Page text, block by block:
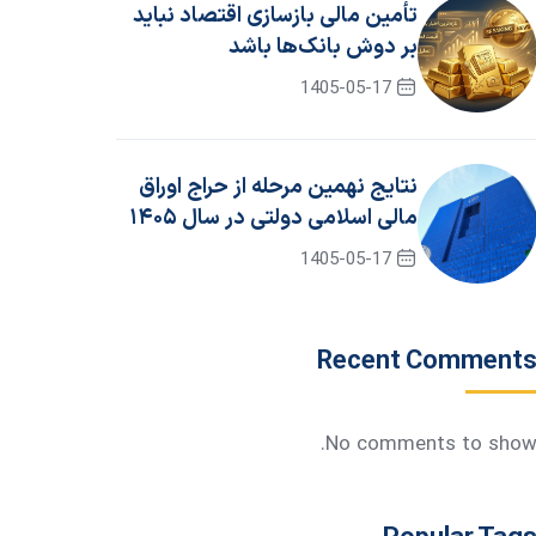
تأمین مالی بازسازی اقتصاد نباید
بر دوش بانک‌ها باشد
1405-05-17
نتایج نهمین مرحله از حراج اوراق
مالی اسلامی دولتی در سال ۱۴۰۵
/ جزئیات برگزاری حراج دهم
1405-05-17
Recent Comments
No comments to show.